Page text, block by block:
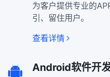
为客户提供专业的
引、留住用户。
查看详情
Android软件开